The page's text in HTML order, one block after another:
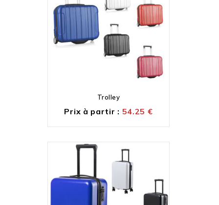
Trolley
Prix à partir : 54.25 €